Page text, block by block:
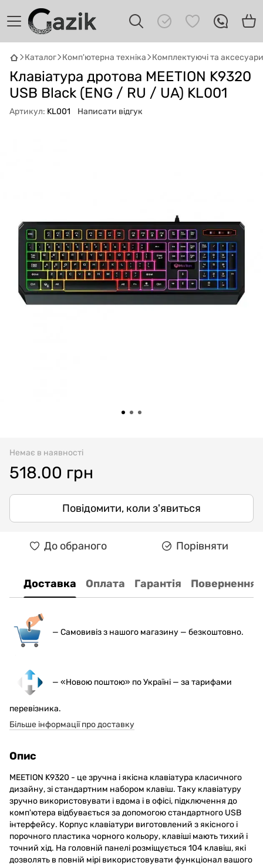
Каталог Комп'ютерна техніка Комплектуючі та аксесуари
Клавіатура дротова MEETION K9320
USB Black (ENG / RU / UA) KL001
Артикул: KL001 Написати відгук
Немає в наявності
518.00 грн
Повідомити, коли з'явиться
До обраного Порівняти
Доставка Оплата Гарантія Повернення
— Самовивіз з нашого магазину — безкоштовно.
— «Новою поштою» по Україні — за тарифами
перевізника.
Більше інформації про доставку
Опис
MEETION K9320 - це зручна і якісна клавіатура класичного
дизайну, зі стандартним набором клавіш. Таку клавіатуру
зручно використовувати і вдома і в офісі, підключення до
комп'ютера відбувається за допомогою стандартного USB
інтерфейсу. Корпус клавіатури виготовлений з якісного і
порочного пластика чорного кольору, клавіші мають тихий і
точний хід. На головній панелі розміщується 104 клавіш, які
дозволять в повній мірі використовувати функціонал вашого
GAZIK
Онлайн · пошук техніки
Привіт! 👋 Я Gazik AI — допоможу